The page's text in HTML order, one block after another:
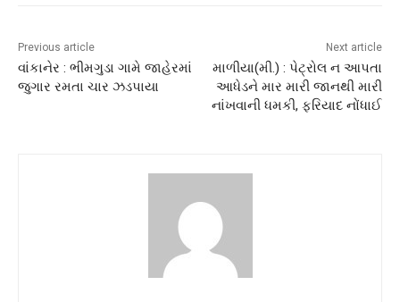
Previous article
વાંકાનેર : ભીમગુડા ગામે જાહેરમાં
જુગાર રમતા ચાર ઝડપાયા
Next article
માળીયા(મી.) : પેટ્રોલ ન આપતા
આધેડને માર મારી જાનથી મારી
નાંખવાની ધમકી, ફરિયાદ નોંધાઈ